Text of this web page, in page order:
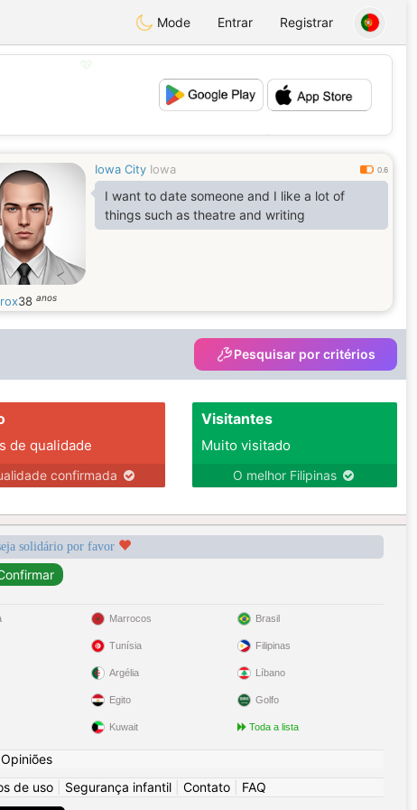
Mode Entrar Registrar
💕
Iowa City Iowa 0.6
I want to date someone and I like a lot of
things such as theatre and writing
38 anos
Pesquisar por critérios
de qualidade
confirmada
Visitantes
Muito visitado
O melhor Filipinas
solidário por favor
Marrocos
Tunísia
Argélia
Egito
Kuwait
Brasil
Filipinas
Líbano
Golfo
Toda a lista
Opiniões
de uso Segurança infantil Contato FAQ